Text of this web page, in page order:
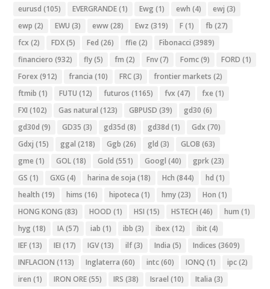
eurusd (105) EVERGRANDE(1) Ewg (1) ewh (4) ewj (3)
ewp (2) EWU (3) eww(28) Ewz (319) F(1) fb (27)
fcx (2) FDX(5) Fed (26) ffie (2) Fibonacci (3989)
financiero (932) fly(5) fm (2) Fnv(7) Fomc(9) FORD (1)
Forex (912) francia (10) FRC(3) frontier markets (2)
ftmib (1) FUTU (12) futuros (1165) fvx (47) fxe (1)
FXI (102) Gas natural (123) GBPUSD (39) gd30 (6)
gd30d (9) GD35 (3) gd35d (8) gd38d (1) Gdx (70)
Gdxj (15) ggal (218) Ggb (26) gld (3) GLOB (63)
gme (1) GOL(18) Gold (551) Googl (40) gprk(23)
GS (1) GXG (4) harina de soja (18) Hch (844) hd (1)
health (19) hims (16) hipoteca (1) hmy(23) Hon (1)
HONG KONG (83) HOOD (1) HSI (15) HSTECH (46) hum (1)
hyg (18) IA(57) iab (1) ibb (3) ibex (12) ibit (4)
IEF(13) IEI (17) IGV(13) ilf(3) India (5) Indices (3609)
INFLACION (113) Inglaterra (60) intc(60) IONQ (1) ipc(2)
iren (1) IRON ORE(55) IRS (38) Israel (10) Italia (3)